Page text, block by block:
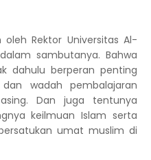
Rektor Universitas Al-
sambutanya. Bahwa
dahulu berperan penting
wadah pembalajaran
Dan juga tentunya
keilmuan Islam serta
umat muslim di